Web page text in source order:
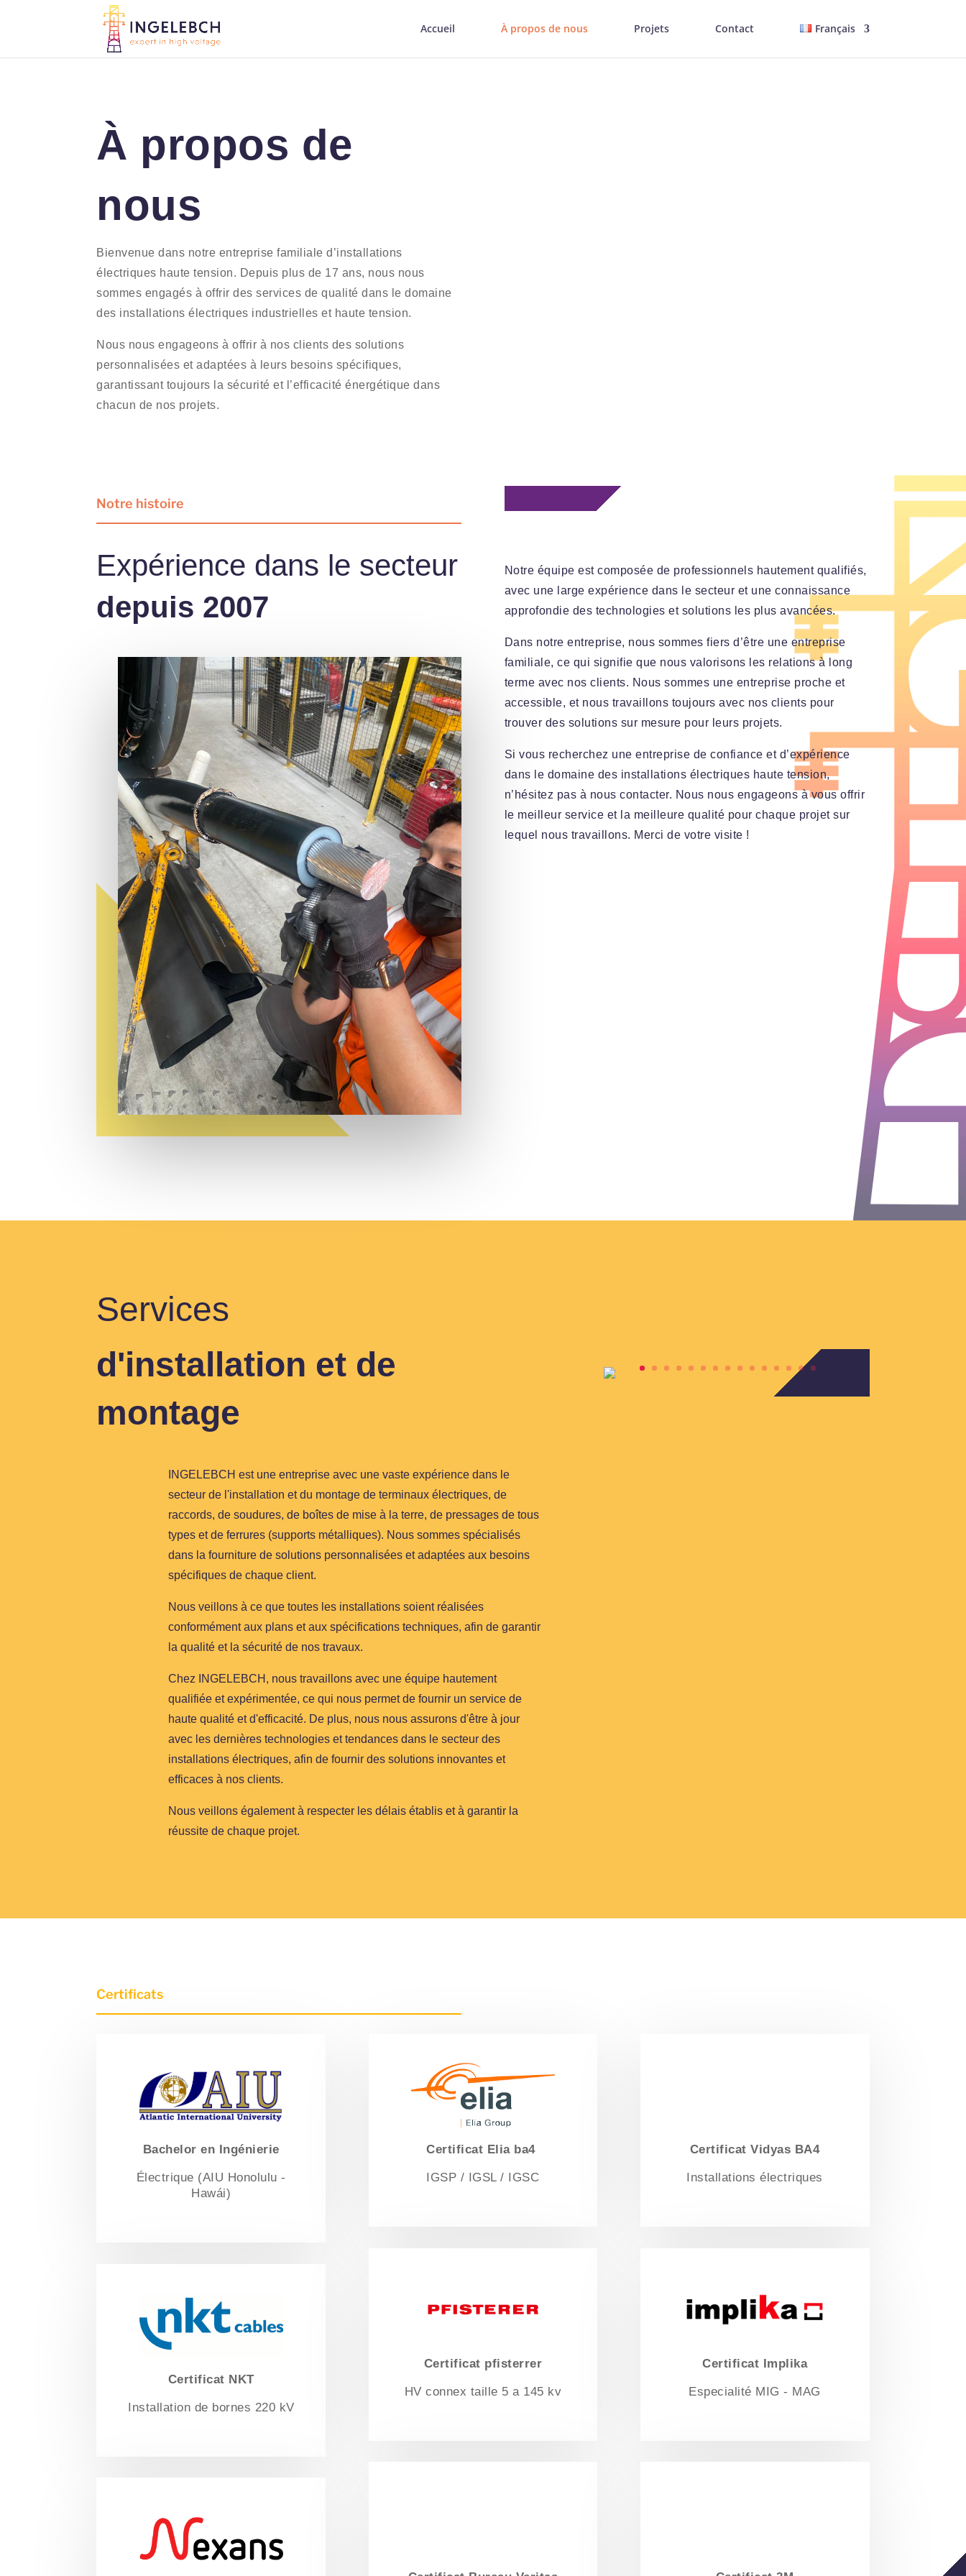
Accueil À propos de nous Projets Contact Français
À propos de
nous
Bienvenue dans notre entreprise familiale d’installations
électriques haute tension. Depuis plus de 17 ans, nous nous
sommes engagés à offrir des services de qualité dans le domaine
des installations électriques industrielles et haute tension.
Nous nous engageons à offrir à nos clients des solutions
personnalisées et adaptées à leurs besoins spécifiques,
garantissant toujours la sécurité et l’efficacité énergétique dans
chacun de nos projets.
Notre histoire
Expérience dans le secteur
depuis 2007
Notre équipe est composée de professionnels hautement qualifiés,
avec une large expérience dans le secteur et une connaissance
approfondie des technologies et solutions les plus avancées.
Dans notre entreprise, nous sommes fiers d’être une entreprise
familiale, ce qui signifie que nous valorisons les relations à long
terme avec nos clients. Nous sommes une entreprise proche et
accessible, et nous travaillons toujours avec nos clients pour
trouver des solutions sur mesure pour leurs projets.
Si vous recherchez une entreprise de confiance et d’expérience
dans le domaine des installations électriques haute tension,
n’hésitez pas à nous contacter. Nous nous engageons à vous offrir
le meilleur service et la meilleure qualité pour chaque projet sur
lequel nous travaillons. Merci de votre visite !
Services
d'installation et de
montage
INGELEBCH est une entreprise avec une vaste expérience dans le
secteur de l'installation et du montage de terminaux électriques, de
raccords, de soudures, de boîtes de mise à la terre, de pressages de tous
types et de ferrures (supports métalliques). Nous sommes spécialisés
dans la fourniture de solutions personnalisées et adaptées aux besoins
spécifiques de chaque client.
Nous veillons à ce que toutes les installations soient réalisées
conformément aux plans et aux spécifications techniques, afin de garantir
la qualité et la sécurité de nos travaux.
Chez INGELEBCH, nous travaillons avec une équipe hautement
qualifiée et expérimentée, ce qui nous permet de fournir un service de
haute qualité et d'efficacité. De plus, nous nous assurons d'être à jour
avec les dernières technologies et tendances dans le secteur des
installations électriques, afin de fournir des solutions innovantes et
efficaces à nos clients.
Nous veillons également à respecter les délais établis et à garantir la
réussite de chaque projet.
Certificats
Bachelor en Ingénierie
Électrique (AIU Honolulu -
Hawái)
Certificat NKT
Installation de bornes 220 kV
Certificat Elia ba4
IGSP / IGSL / IGSC
Certificat pfisterrer
HV connex taille 5 a 145 kv
Certificat Vidyas BA4
Installations électriques
Certificat Implika
Especialité MIG - MAG